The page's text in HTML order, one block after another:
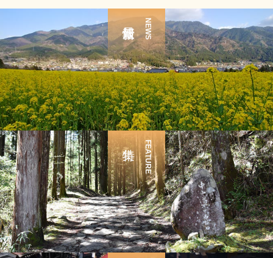
NEWS
FEATURE